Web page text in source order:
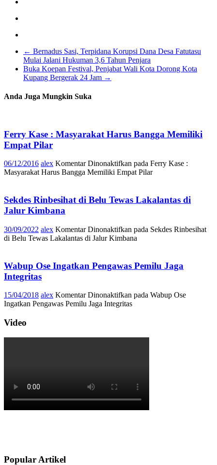
← Bernadus Sasi, Terpidana Korupsi Dana Desa Fatutasu
Mulai Jalani Hukuman 3,6 Tahun Penjara
Buka Koepan Festival, Penjabat Wali Kota Dorong Kota
Kupang Bergerak 24 Jam →
Anda Juga Mungkin Suka
Ferry Kase : Masyarakat Harus Bangga Memiliki
Empat Pilar
06/12/2016 alex Komentar Dinonaktifkan pada Ferry Kase :
Masyarakat Harus Bangga Memiliki Empat Pilar
Sekdes Rinbesihat di Belu Tewas Lakalantas di
Jalur Kimbana
30/09/2022 alex Komentar Dinonaktifkan pada Sekdes Rinbesihat
di Belu Tewas Lakalantas di Jalur Kimbana
Wabup Ose Ingatkan Pengawas Pemilu Jaga
Integritas
15/04/2018 alex Komentar Dinonaktifkan pada Wabup Ose
Ingatkan Pengawas Pemilu Jaga Integritas
Video
Popular Artikel